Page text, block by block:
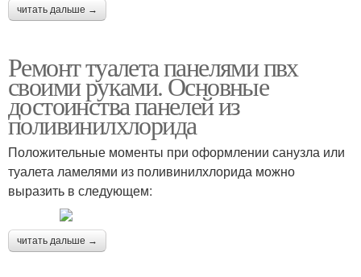
читать дальше →
Ремонт туалета панелями пвх
своими руками. Основные
достоинства панелей из
поливинилхлорида
Положительные моменты при оформлении санузла или
туалета ламелями из поливинилхлорида можно
выразить в следующем:
читать дальше →